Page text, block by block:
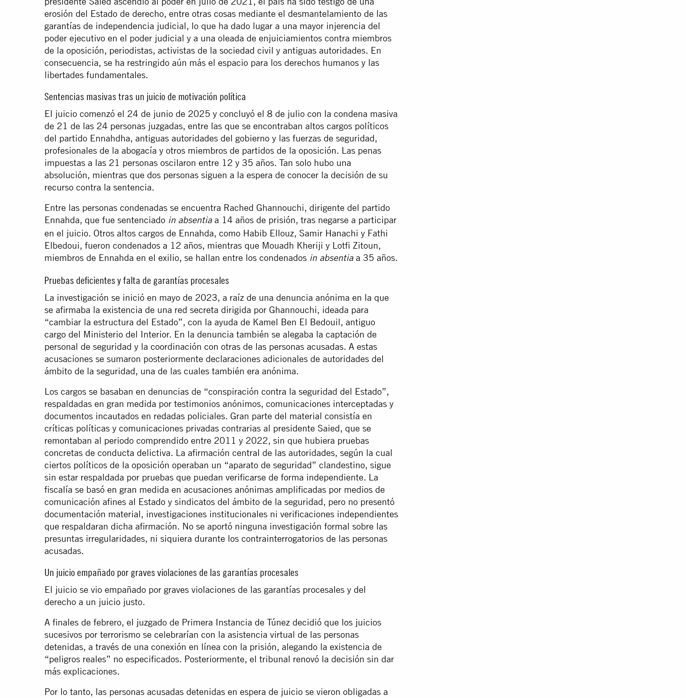
erosión del Estado de derecho, entre otras cosas mediante el desmantelamiento de las
garantías de independencia judicial, lo que ha dado lugar a una mayor injerencia del
poder ejecutivo en el poder judicial y a una oleada de enjuiciamientos contra miembros
de la oposición, periodistas, activistas de la sociedad civil y antiguas autoridades. En
consecuencia, se ha restringido aún más el espacio para los derechos humanos y las
libertades fundamentales.
Sentencias masivas tras un juicio de motivación política
El juicio comenzó el 24 de junio de 2025 y concluyó el 8 de julio con la condena masiva
de 21 de las 24 personas juzgadas, entre las que se encontraban altos cargos políticos
del partido Ennahdha, antiguas autoridades del gobierno y las fuerzas de seguridad,
profesionales de la abogacía y otros miembros de partidos de la oposición. Las penas
impuestas a las 21 personas oscilaron entre 12 y 35 años. Tan solo hubo una
absolución, mientras que dos personas siguen a la espera de conocer la decisión de su
recurso contra la sentencia.
Entre las personas condenadas se encuentra Rached Ghannouchi, dirigente del partido
Ennahda, que fue sentenciado in absentiaa 14 años de prisión, tras negarse a participar
en el juicio. Otros altos cargos de Ennahda, como Habib Ellouz, Samir Hanachi y Fathi
Elbedoui, fueron condenados a 12 años, mientras que Mouadh Kheriji y Lotfi Zitoun,
miembros de Ennahda en el exilio, se hallan entre los condenados in absentiaa 35 años.
Pruebas deficientes y falta de garantías procesales
La investigación se inició en mayo de 2023, a raíz de una denuncia anónima en la que
se afirmaba la existencia de una red secreta dirigida por Ghannouchi, ideada para
“cambiar la estructura del Estado”, con la ayuda de Kamel Ben El Bedouil, antiguo
cargo del Ministerio del Interior. En la denuncia también se alegaba la captación de
personal de seguridad y la coordinación con otras de las personas acusadas. A estas
acusaciones se sumaron posteriormente declaraciones adicionales de autoridades del
ámbito de la seguridad, una de las cuales también era anónima.
Los cargos se basaban en denuncias de “conspiración contra la seguridad del Estado”,
respaldadas en gran medida por testimonios anónimos, comunicaciones interceptadas y
documentos incautados en redadas policiales. Gran parte del material consistía en
críticas políticas y comunicaciones privadas contrarias al presidente Saied, que se
remontaban al periodo comprendido entre 2011 y 2022, sin que hubiera pruebas
concretas de conducta delictiva. La afirmación central de las autoridades, según la cual
ciertos políticos de la oposición operaban un “aparato de seguridad” clandestino, sigue
sin estar respaldada por pruebas que puedan verificarse de forma independiente. La
fiscalía se basó en gran medida en acusaciones anónimas amplificadas por medios de
comunicación afines al Estado y sindicatos del ámbito de la seguridad, pero no presentó
documentación material, investigaciones institucionales ni verificaciones independientes
que respaldaran dicha afirmación. No se aportó ninguna investigación formal sobre las
presuntas irregularidades, ni siquiera durante los contrainterrogatorios de las personas
acusadas.
Un juicio empañado por graves violaciones de las garantías procesales
El juicio se vio empañado por graves violaciones de las garantías procesales y del
derecho a un juicio justo.
A finales de febrero, el juzgado de Primera Instancia de Túnez decidió que los juicios
sucesivos por terrorismo se celebrarían con la asistencia virtual de las personas
detenidas, a través de una conexión en línea con la prisión, alegando la existencia de
“peligros reales” no especificados. Posteriormente, el tribunal renovó la decisión sin dar
más explicaciones.
Por lo tanto, las personas acusadas detenidas en espera de juicio se vieron obligadas a